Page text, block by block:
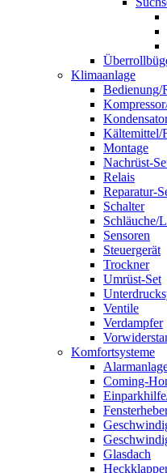
Klimaanlage
Bedienung/
Kältemittel/
Montage
Nachrüst-
Relais
Reparatur-
Schalter
Schläuche/
Sensoren
Steuergerät
Trockner
Umrüst-Set
Ventile
Verdampfer
Komfortsysteme
Coming-
Glasdach